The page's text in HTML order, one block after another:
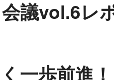
会議vol.6
一歩前進！